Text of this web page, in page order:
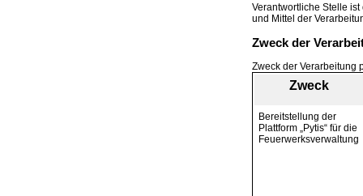
Verantwortliche Stelle
und Mittel der
Zweck der
Zweck der Verarbeitung
Zweck
Bereitstellung der
Plattform „Pytis“ für die
Feuerwerksverwaltung